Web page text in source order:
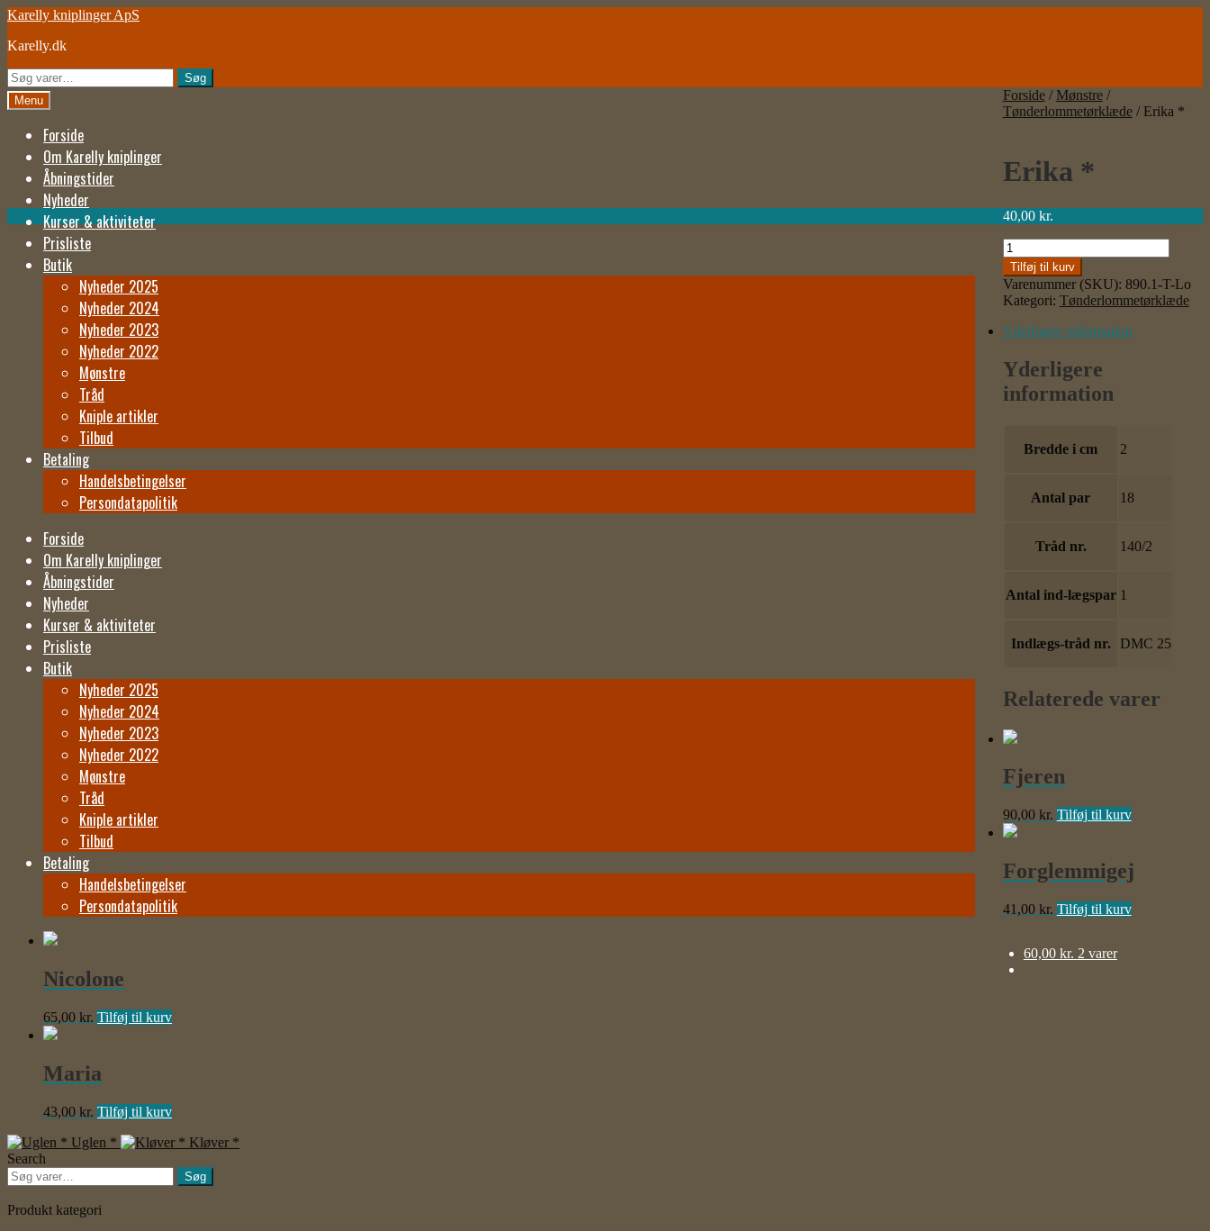
Spring
navigation
Spring
indhold
Karelly kniplinger ApS
Karelly.dk
Søg
efter:
Søg
Menu
Forside
Om Karelly kniplinger
Åbningstider
Nyheder
Kurser & aktiviteter
Prisliste
Butik
Nyheder 2025
Nyheder 2024
Nyheder 2023
Nyheder 2022
Mønstre
Tråd
Kniple artikler
Tilbud
Betaling
Handelsbetingelser
Persondatapolitik
Forside
Om Karelly kniplinger
Åbningstider
Nyheder
Kurser & aktiviteter
Prisliste
Butik
Nyheder 2025
Nyheder 2024
Nyheder 2023
Nyheder 2022
Mønstre
Tråd
Kniple artikler
Tilbud
Betaling
Handelsbetingelser
Persondatapolitik
60,00 kr. 2 varer
Forside/ Mønstre/
Tønderlommetørklæde/ Erika *
Erika *
40,00 kr.
Erika
*
antal
Tilføj til kurv
Varenummer (SKU): 890.1-T-Lo
Kategori: Tønderlommetørklæde
Yderligere information
Yderligere
information
Bredde i cm 2
Antal par 18
Tråd nr. 140/2
Antal ind-lægspar 1
Indlægs-tråd nr. DMC 25
Relaterede varer
Fjeren
90,00 kr. Tilføj til kurv
Forglemmigej
41,00 kr. Tilføj til kurv
Nicolone
65,00 kr. Tilføj til kurv
Maria
43,00 kr. Tilføj til kurv
Uglen *
Kløver *
Search
Søg
efter:
Søg
Produkt kategori